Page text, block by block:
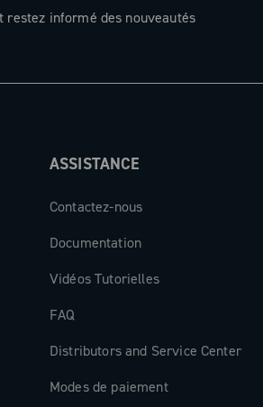
restez informé des nouveautés
ASSISTANCE
Contactez-nous
Documentation
Vidéos Tutorielles
FAQ
Distributors and Service Center
Modes de paiement